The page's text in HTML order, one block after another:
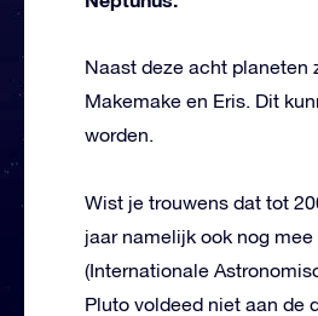
Naast deze acht planeten
Makemake en Eris. Dit
worden.
Wist je trouwens dat tot
jaar namelijk ook nog
(Internationale
Pluto voldeed niet aan de